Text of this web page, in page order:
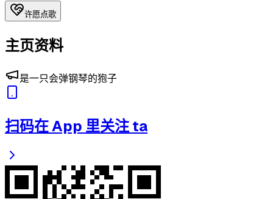
许愿点歌
主页资料
是一只会弹钢琴的狍子
扫码在 App 里关注 ta